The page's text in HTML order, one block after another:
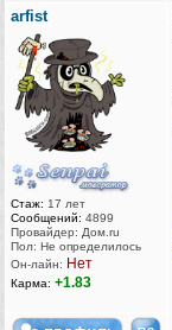
arfist
Стаж: 17 лет
Сообщений: 4899
Провайдер: Дом.ru
Пол: Не определилось
Он-лайн: Нет
Карма: +1.83